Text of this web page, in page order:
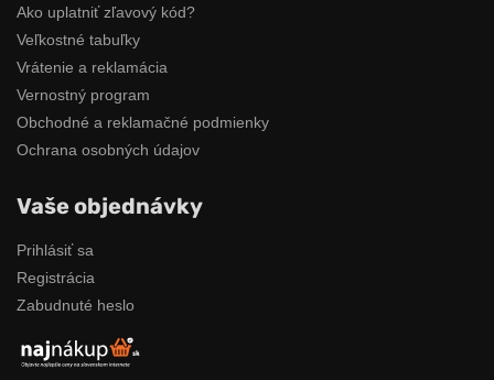
Ako uplatniť zľavový kód?
Veľkostné tabuľky
Vrátenie a reklamácia
Vernostný program
Obchodné a reklamačné podmienky
Ochrana osobných údajov
Vaše objednávky
Prihlásiť sa
Registrácia
Zabudnuté heslo